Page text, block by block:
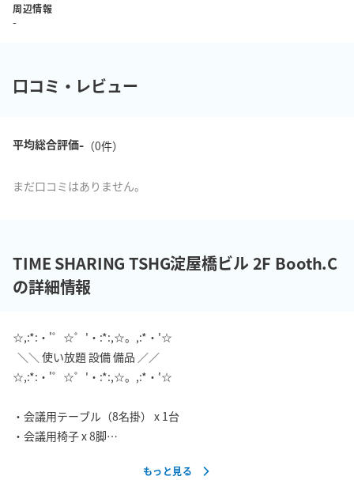
周辺情報
-
口コミ・レビュー
平均総合評価-（0件）
まだ口コミはありません。
TIME SHARING TSHG淀屋橋ビル 2F Booth.C
の詳細情報
☆,:*:・'゜☆゜'・:*:,☆。,:*・'☆
  ＼＼ 使い放題 設備 備品 ／／
☆,:*:・'゜☆゜'・:*:,☆。,:*・'☆
・会議用テーブル（8名掛） x 1台
・会議用椅子 x 8脚
もっと見る